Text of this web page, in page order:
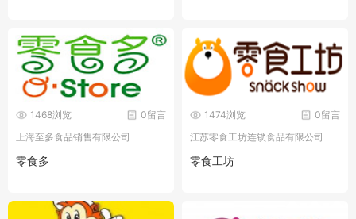
0留言
1468浏览
上海至多食品销售有限公司
零食多
0留言
1474浏览
江苏零食工坊连锁食品有限公司
零食工坊